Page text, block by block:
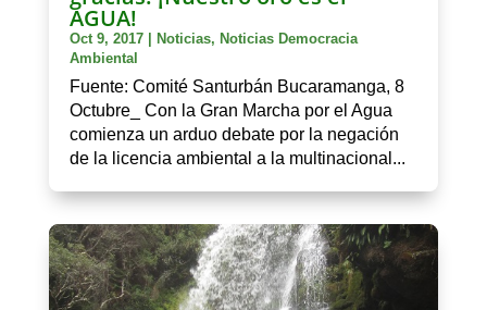
AGUA!
Oct 9, 2017| Noticias, Noticias Democracia
Ambiental
Fuente: Comité Santurbán Bucaramanga, 8
Octubre_ Con la Gran Marcha por el Agua
comienza un arduo debate por la negación
de la licencia ambiental a la multinacional...